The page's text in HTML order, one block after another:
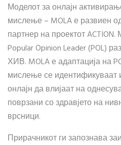
Моделот за онлајн
мислење – MOLA е развиен
партнер на проектот
Popular Opinion Leader (POL)
ХИВ. MOLA е адаптација на
мислење се идентификуваат
онлајн да влијаат на
поврзани со здравјето на
врсници.
Прирачникот ги запознава